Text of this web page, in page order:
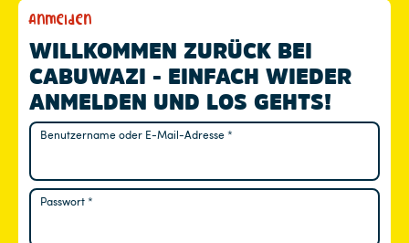
M
E
N
O
Anmelden
WILLKOMMEN ZURÜCK BEI
CABUWAZI - EINFACH WIEDER
ANMELDEN UND LOS GEHTS!
Benutzername oder E-Mail-Adresse*
Passwort*